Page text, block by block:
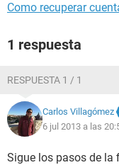
Como recuperar
1 respuesta
RESPUESTA 1 / 1
Carlos Villagómez
6 jul 2013 a las
Sigue los pasos de la